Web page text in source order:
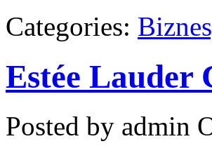
Categories:
Estée Lauder
Posted by admin